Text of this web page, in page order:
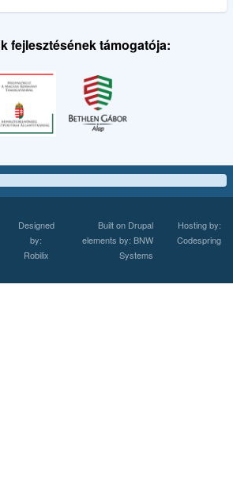
fejlesztésének támogatója:
Designed
by:
Robilix
Built on Drupal
elements by: BNW
Systems
Hosting by:
Codespring